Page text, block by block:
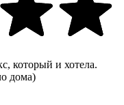
который и хотела.
дома)